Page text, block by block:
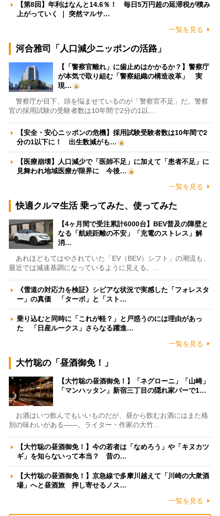
【第8回】年利はなんと14.6％！ 毎日5万円超の延滞税が積み
上がっていく ｜ 突然マルサ…
一覧を見る
河合雅司「人口減少ニッポンの活路」
【「警察官離れ」に歯止めはかかるか？】警察庁
が本気で取り組む「警察組織の構造改革」 実
現…
警察庁が目下、頭を悩ませているのが「警察官不足」だ。警察
官の採用試験の受験者数は10年間で2分の1以…
【安全・安心ニッポンの危機】採用試験受験者数は10年間で2
分の1以下に！ 出生数減がも…
【医療崩壊】人口減少で「医師不足」に加えて「患者不足」に
見舞われ地域医療が限界に 今後…
一覧を見る
快適クルマ生活 乗ってみた、使ってみた
【4ヶ月間で受注累計6000台】BEV普及の障壁と
なる「航続距離の不安」「充電のストレス」解
消…
あれほどもてはやされていた「EV（BEV）シフト」の潮流も、
最近では減速基調になっているように見える。…
《雪道の対応力を検証》シビアな状況で実感した「フォレスタ
ー」の真価 「ターボ」と「スト…
乗り込むと同時に「これが軽？」と戸惑うのには理由があっ
た 「日産ルークス」さらなる躍進…
一覧を見る
大竹聡の「昼酒御免！」
【大竹聡の昼酒御免！】「ネグローニ」「山崎」
「マンハッタン」新宿三丁目の隠れ家バーで1…
お酒はいつ飲んでもいいものだが、昼から飲むお酒にはまた格
別の味わいがある――。ライター・作家の大竹…
【大竹聡の昼酒御免！】今の若者は「なめろう」や「キヌカツ
ギ」を知らないって本当？ 昔の…
【大竹聡の昼酒御免！】京急線で多摩川越えて「川崎の大衆酒
場」へと昼酒旅 押し寄せるノス…
一覧を見る